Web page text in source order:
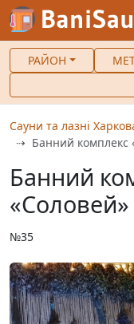
РАЙОН
Сауни та лазні
Банний комплекс
Банний
«Соловей»
№35